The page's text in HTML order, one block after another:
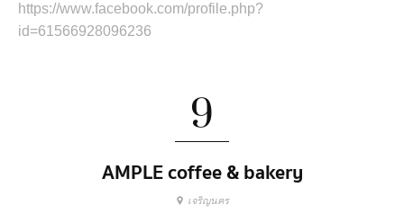
https://www.facebook.com/profile.php?
id=61566928096236
9
AMPLE coffee & bakery
เจริญนคร